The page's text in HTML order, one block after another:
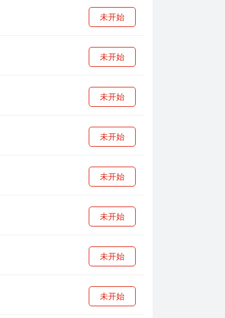
未开始
未开始
未开始
未开始
未开始
未开始
未开始
未开始